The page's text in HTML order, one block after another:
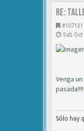
Re:
#107131
Sab Oct
Venga
pasada!!!!
Sólo hay